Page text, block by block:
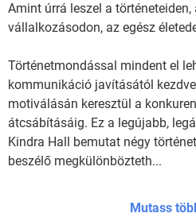
Amint úrrá leszel a
vállalkozásodon, az egész
Történetmondással mindent el
kommunikáció javításától
motiválásán keresztül a
átcsábításáig. Ez a legújabb,
Kindra Hall bemutat négy
beszélő megkülönbözteth...
Mutass